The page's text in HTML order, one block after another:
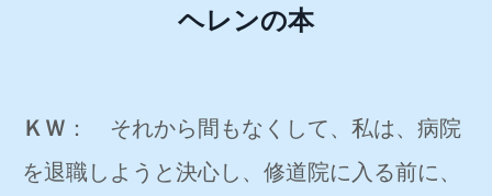
ヘレンの本
ＫＷ ： それから間もなくして、私は、病院
を退職しようと決心し、修道院に入る前に、